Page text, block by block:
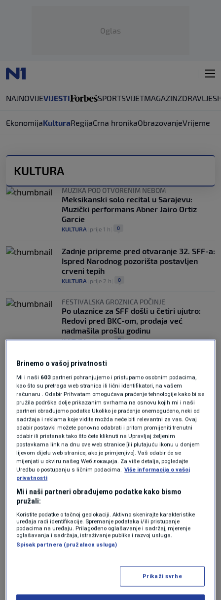
Oglas
NAJNOVIJEVIJESTI SPORTSVIJETMAGAZINZDRAVLJE
EkonomijaKulturaRegijaCrna hronikaObrazovanjeVrijeme
KULTURA
MUZIKA POD OTVORENIM NEBOM
Meksikanski solo recital u Sarajevu:
Muzički performans Abner Jairo Ortiz
Garcie
KULTURA prije 1 h 0
Zadnje pripreme pred otvaranje 32. SFF-a:
Ispred Narodnog pozorišta postavljen
crveni tepih
KULTURA prije 2 h 0
FESTIVALSKA GROZNICA POČINJE
Po ulaznice za SFF došli u četiri ujutro:
Redovi pred BKC-om, prodaja već
nadmašila prošlu godinu
KULTURA|prije 4 h| 0
Oglas
autora u programu Summer Screen SFF-a
SFF program 'Posvećeno: Béla Tarr u
Sarajevu' kroz filmove njegovih
nekadašnjih studenata
Evropski pozorišni spektakl stiže u
Sarajevo: Na 8. Sarajevo festu Berliner
Brinemo o vašoj privatnosti
Mi i naši 603 partneri pohranjujemo i pristupamo osobnim podacima,
kao što su pretraga web stranica ili lični identifikatori, na vašem
računaru . Odabir Prihvatam omogućava praćenje tehnologije kako bi se
pružila podrška dolje prikazanim svrhama na osnovu kojih mi i naši
partneri obrađujemo podatke Ukoliko je praćenje onemogućeno, neki od
sadržaja i reklama koje vidite možda neće biti relevantni za vas. Ovaj
odabir postavki možete ponovno odabrati i pritom promijeniti trenutni
odabir ili pristanak tako što ćete kliknuti na Upravljaj željenim
postavkama link na dnu ove web stranice [ili plutajuću ikonu u donjem
lijevom dijelu web stranice, ako je primjenjivo]. Vaš odabir će se
mijenjati u okviru našeg Wеб локација. Za više detalja, pogledajte
Uredbu o postupanju s ličnim podacima. Više informacija o vašoj
privatnosti
Mi i naši partneri obrađujemo podatke kako bismo
pružali:
Koristite podatke o tačnoj geolokaciji. Aktivno skenirajte karakteristike
uređaja radi identifikacije. Spremanje podataka i/ili pristupanje
podacima na uređaju. Prilagođeno oglašavanje i sadržaj, mjerenje
oglašavanja i sadržaja, istraživanje publike i razvoj usluga.
Spisak partnera (pružalaca usluga)
Prikaži svrhe